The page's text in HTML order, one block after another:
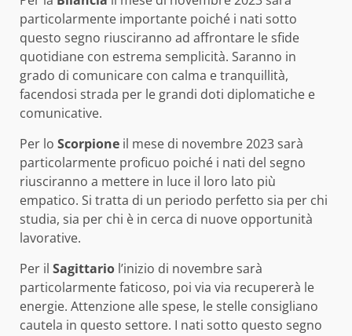
particolarmente importante poiché i nati sotto
questo segno riusciranno ad affrontare le sfide
quotidiane con estrema semplicità. Saranno in
grado di comunicare con calma e tranquillità,
facendosi strada per le grandi doti diplomatiche e
comunicative.
Per lo Scorpione il mese di novembre 2023 sarà
particolarmente proficuo poiché i nati del segno
riusciranno a mettere in luce il loro lato più
empatico. Si tratta di un periodo perfetto sia per chi
studia, sia per chi è in cerca di nuove opportunità
lavorative.
Per il Sagittario l’inizio di novembre sarà
particolarmente faticoso, poi via via recupererà le
energie. Attenzione alle spese, le stelle consigliano
cautela in questo settore. I nati sotto questo segno